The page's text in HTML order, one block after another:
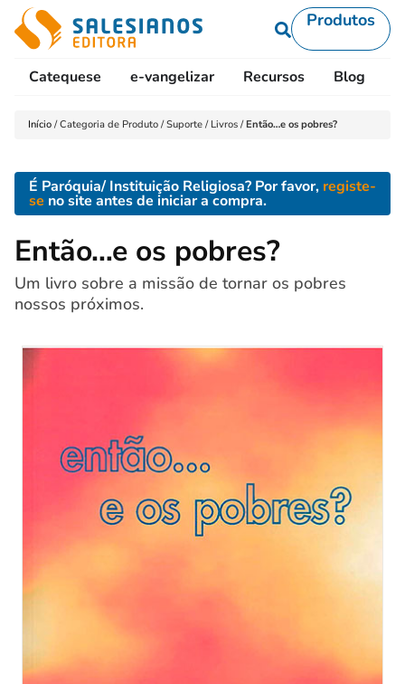
Produtos
Catequese e-vangelizar Recursos Blog
Início /Categoria de Produto /Suporte / Livros /Então…e os pobres?
É Paróquia/ Instituição Religiosa? Por favor, registe-
se no site antes de iniciar a compra.
Então…e os pobres?
Um livro sobre a missão de tornar os pobres
nossos próximos.